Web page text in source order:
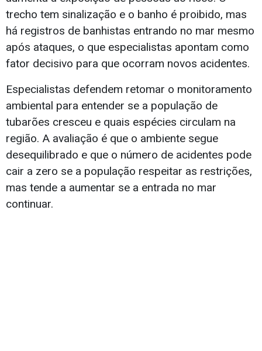
trecho tem sinalização e o banho é proibido, mas
há registros de banhistas entrando no mar mesmo
após ataques, o que especialistas apontam como
fator decisivo para que ocorram novos acidentes.
Especialistas defendem retomar o monitoramento
ambiental para entender se a população de
tubarões cresceu e quais espécies circulam na
região. A avaliação é que o ambiente segue
desequilibrado e que o número de acidentes pode
cair a zero se a população respeitar as restrições,
mas tende a aumentar se a entrada no mar
continuar.